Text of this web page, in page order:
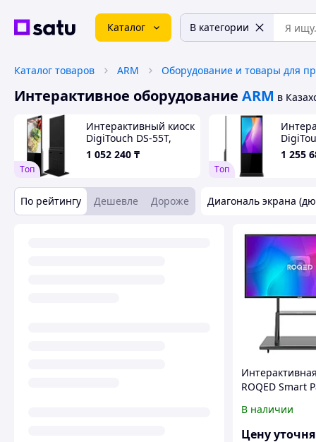
Каталог В категории
Каталог товаров ARM
Интерактивное оборудование ARM в
Tоп
Интерактивный киоск
DigiTouch DS-55T,
вертикальный
1 052 240 ₸
Tоп
1 255
По рейтингу Дешевле Дороже Диагональ экрана
ROQED Smart
В наличии
Цену